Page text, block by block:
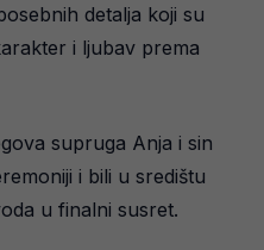
detalja koji su
i ljubav prema
supruga Anja i sin
i bili u središtu
u finalni susret.